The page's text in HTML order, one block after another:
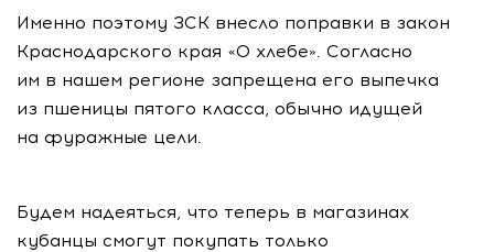
Именно поэтому ЗСК внесло поправки в закон
Краснодарского края «О хлебе». Согласно
им в нашем регионе запрещена его выпечка
из пшеницы пятого класса, обычно идущей
на фуражные цели.
Будем надеяться, что теперь в магазинах
кубанцы смогут покупать только